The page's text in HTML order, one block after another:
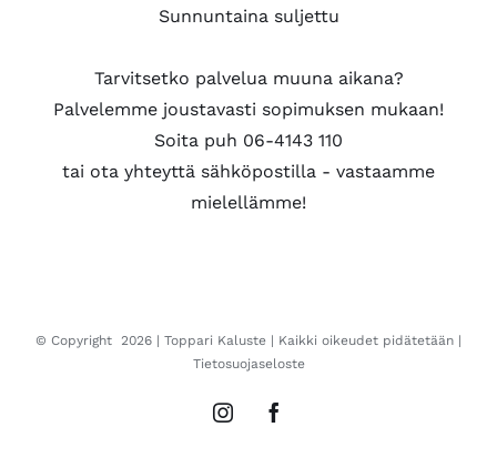
Sunnuntaina suljettu
Tarvitsetko palvelua muuna aikana?
Palvelemme joustavasti sopimuksen mukaan!
Soita puh 06-4143 110
tai ota yhteyttä sähköpostilla - vastaamme
mielellämme!
© Copyright 2026 | Toppari Kaluste | Kaikki oikeudet pidätetään |
Tietosuojaseloste
Instagram